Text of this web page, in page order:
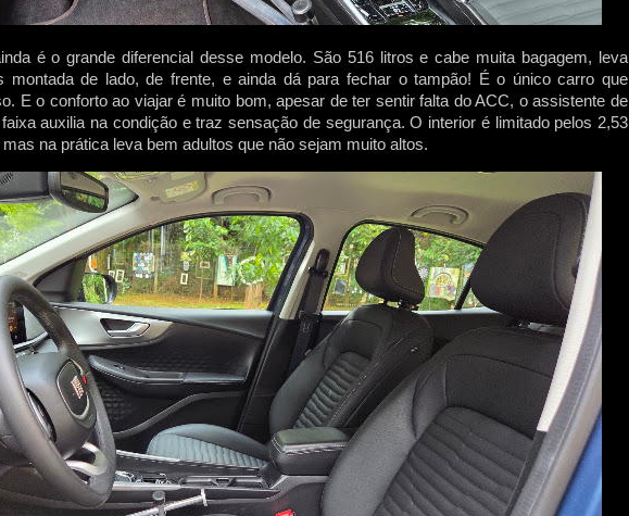
é o grande diferencial desse modelo. São 516 litros e cabe muita bagagem, leva
montada de lado, de frente, e ainda dá para fechar o tampão! É o único carro que
E o conforto ao viajar é muito bom, apesar de ter sentir falta do ACC, o assistente de
auxilia na condição e traz sensação de segurança.O interior é limitado pelos 2,53
na prática leva bem adultos que não sejam muito altos.